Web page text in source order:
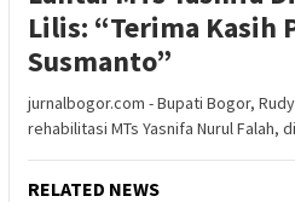
Lilis: “Terima Kasih
Susmanto”
jurnalbogor.com - Bupati Bogor,
rehabilitasi MTs Yasnifa Nurul Falah,
RELATED NEWS